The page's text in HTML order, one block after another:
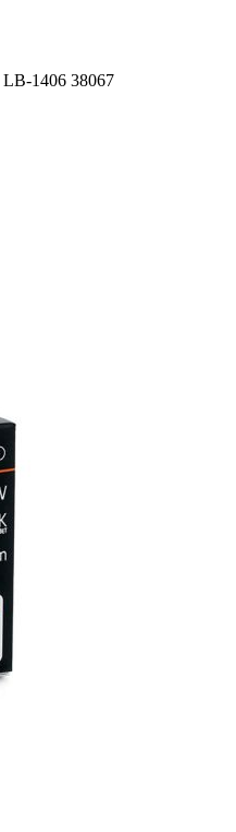
LB-1406 38067